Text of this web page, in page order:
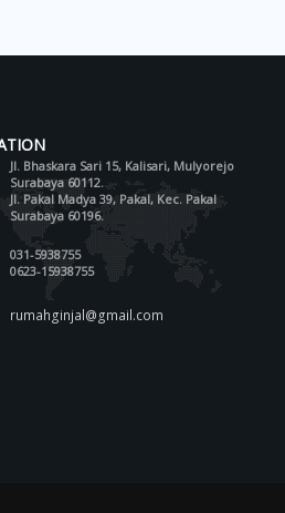
Jl. Bhaskara Sari 15, Kalisari, Mulyorejo
Surabaya 60112.
Jl. Pakal Madya 39, Pakal, Kec. Pakal
Surabaya 60196.
031-5938755
0623-15938755
rumahginjal@gmail.com